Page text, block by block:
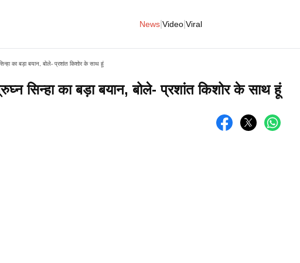
News Video Viral
का बड़ा बयान, बोले- प्रशांत किशोर के साथ हूं
सिन्हा का बड़ा बयान, बोले- प्रशांत किशोर के साथ हूं